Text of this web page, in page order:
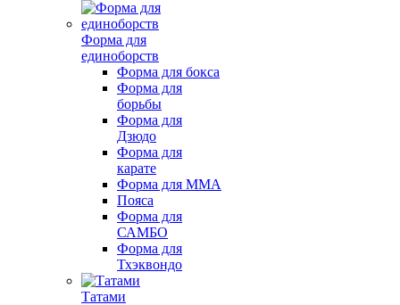
Форма для
единоборств
Форма для бокса
Форма для
борьбы
Форма для
Дзюдо
Форма для
карате
Форма для MMA
Пояса
Форма для
САМБО
Форма для
Тхэквондо
Татами